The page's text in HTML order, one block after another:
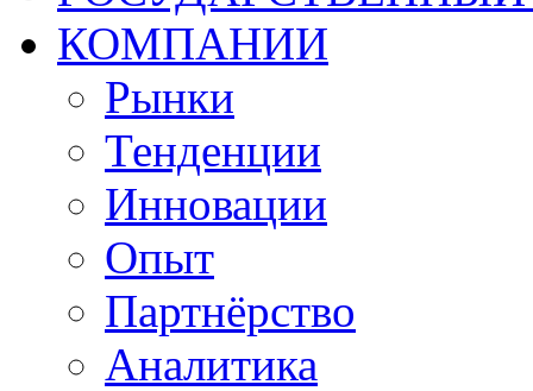
КОМПАНИИ
Рынки
Тенденции
Инновации
Опыт
Партнёрство
Аналитика